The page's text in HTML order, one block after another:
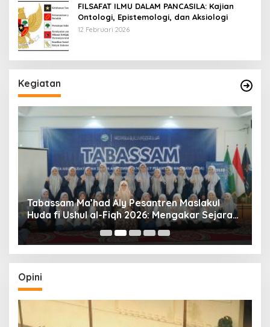
FILSAFAT ILMU DALAM PANCASILA: Kajian
Ontologi, Epistemologi, dan Aksiologi
12 Februari 2026
Kegiatan
Tabassam Ma’had Aly Pesantren Maslakul
Huda fi Ushul al-Fiqh 2026: Mengakar Sejarah,
Menjangkau Peradaban”
Opini